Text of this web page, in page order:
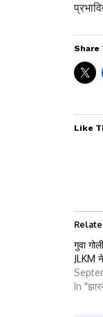
Share
Like
गुवा
JLKM
In